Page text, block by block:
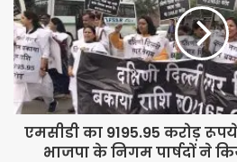
के लोग जिस रेट पर रजिस्ट्री चाह रहे थे उससे
सरकार रजिस्ट्री करवाने जा रही है और दिल्ली
करोड़ों रूपये खर्च करके लोगों का रहन-सहन
एमसीडी का 9195.95 करोड़
भाजपा के निगम पार्षदों ने